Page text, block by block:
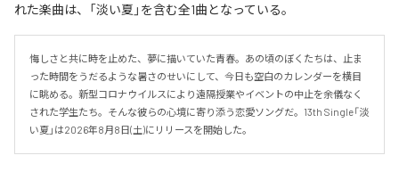
れた楽曲は、「淡い夏」を含む全1曲となっている。
悔しさと共に時を止めた、夢に描いていた青春。あの頃のぼくたちは、止ま
った時間をうだるような暑さのせいにして、今日も空白のカレンダーを横目
に眺める。新型コロナウイルスにより遠隔授業やイベントの中止を余儀なく
された学生たち。そんな彼らの心境に寄り添う恋愛ソングだ。13th Single「淡
い夏」は2026年8月8日(土)にリリースを開始した。